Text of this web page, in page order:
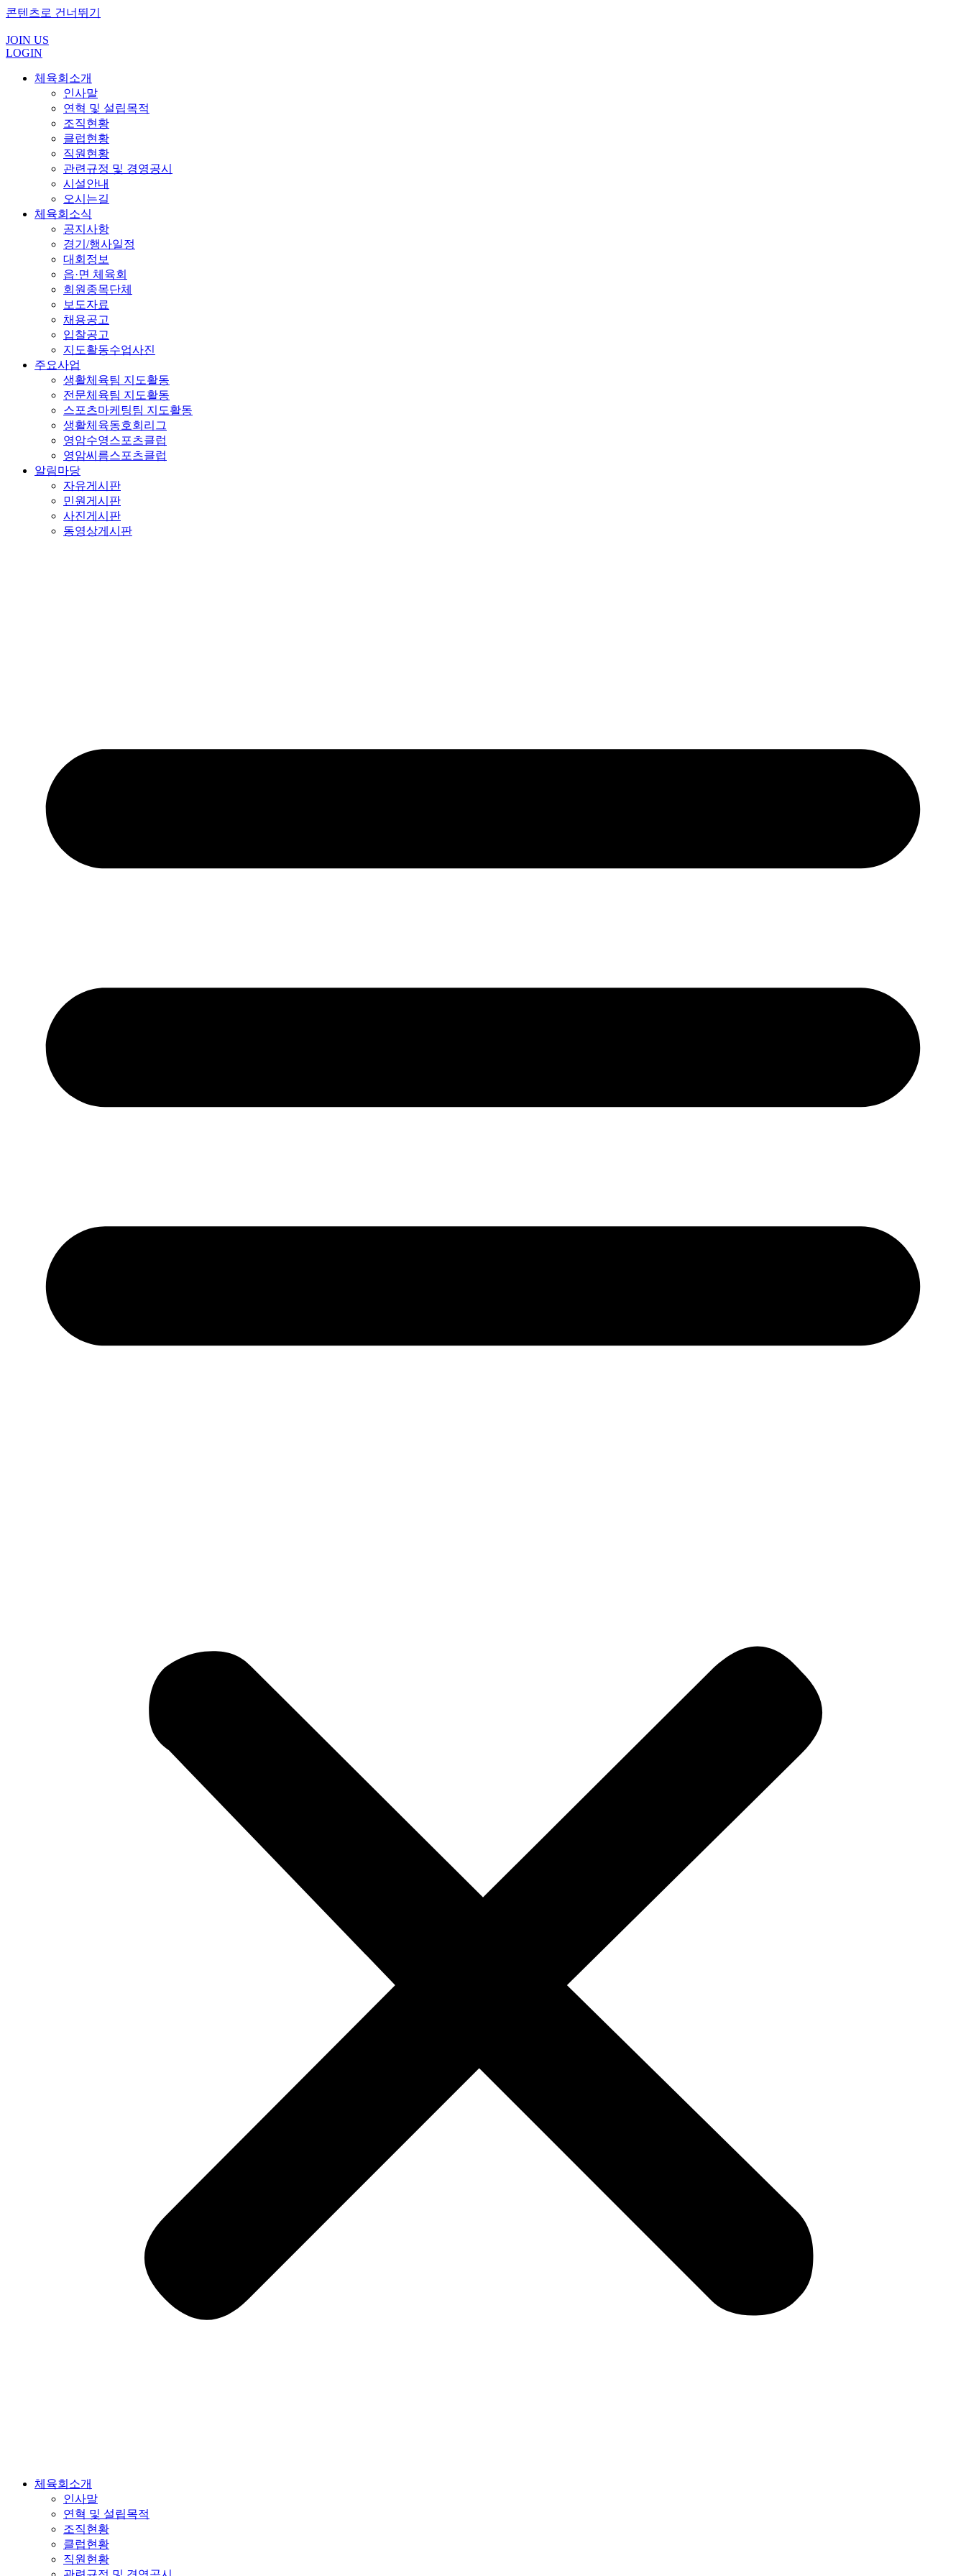
콘텐츠로 건너뛰기
JOIN US
LOGIN
체육회소개
인사말
연혁 및 설립목적
조직현황
클럽현황
직원현황
관련규정 및 경영공시
시설안내
오시는길
체육회소식
공지사항
경기/행사일정
대회정보
읍·면 체육회
회원종목단체
보도자료
채용공고
입찰공고
지도활동수업사진
주요사업
생활체육팀 지도활동
전문체육팀 지도활동
스포츠마케팅팀 지도활동
생활체육동호회리그
영암수영스포츠클럽
영암씨름스포츠클럽
알림마당
자유게시판
민원게시판
사진게시판
동영상게시판
체육회소개
인사말
연혁 및 설립목적
조직현황
클럽현황
직원현황